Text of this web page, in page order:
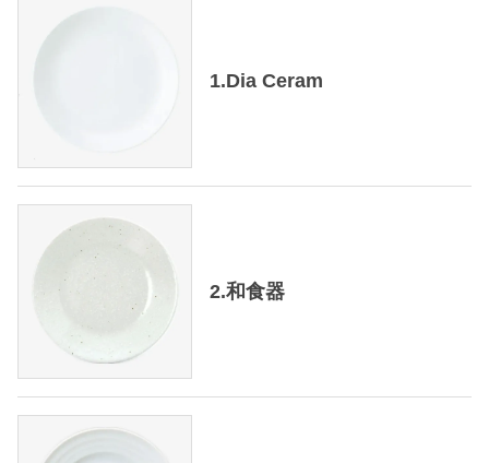
1.Dia Ceram
2.和食器